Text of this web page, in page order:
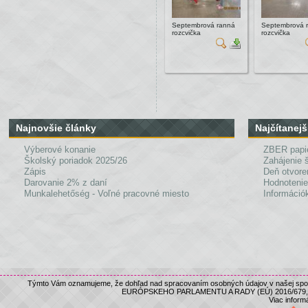
Septembrová ranná
rozcvička
Septembrová
rozcvička
Najnovšie články
Výberové konanie
Školský poriadok 2025/26
Zápis
Darovanie 2% z daní
Munkalehetőség - Voľné pracovné miesto
ZBER
Zahájenie
Deň
Týmto Vám oznamujeme, že dohľad nad spracovaním osobných údajov v našej
EURÓPSKEHO PARLAMENTU A RADY (EÚ) 2016/
Viac